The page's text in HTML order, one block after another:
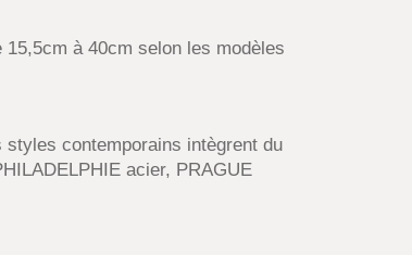
à 40cm selon les modèles
contemporains intègrent du
acier, PRAGUE